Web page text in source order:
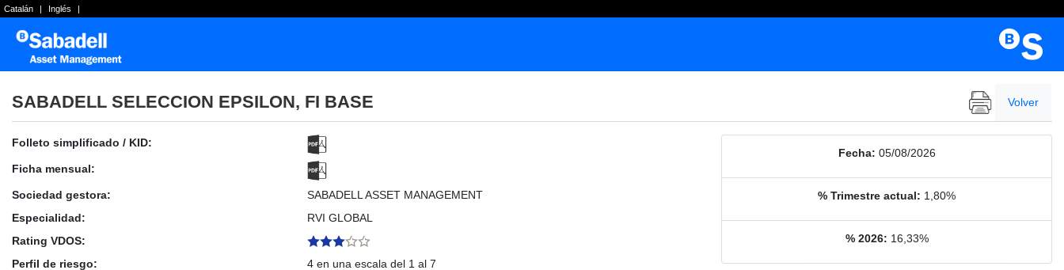
Catalán | Inglés |
SABADELL SELECCION EPSILON, FI BASE Volver
Folleto simplificado / KID:
Ficha mensual:
Sociedad gestora:
SABADELL ASSET MANAGEMENT
Especialidad:
RVI GLOBAL
Rating VDOS:
Perfil de riesgo:
4 en una escala del 1 al 7
Fecha: 05/08/2026
% Trimestre actual: 1,80%
% 2026: 16,33%